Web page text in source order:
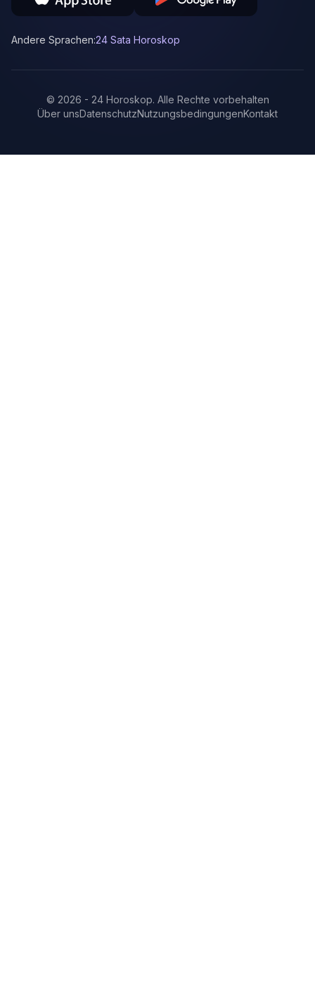
Andere Sprachen:24 Sata Horoskop
© 2026 - 24 Horoskop. Alle Rechte vorbehalten
Über unsDatenschutzNutzungsbedingungenKontakt